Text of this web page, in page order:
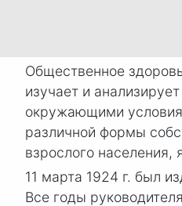
Общественное
изучает и
окружающими
различной формы
взрослого населения,
11 марта 1924 г. был
Все годы